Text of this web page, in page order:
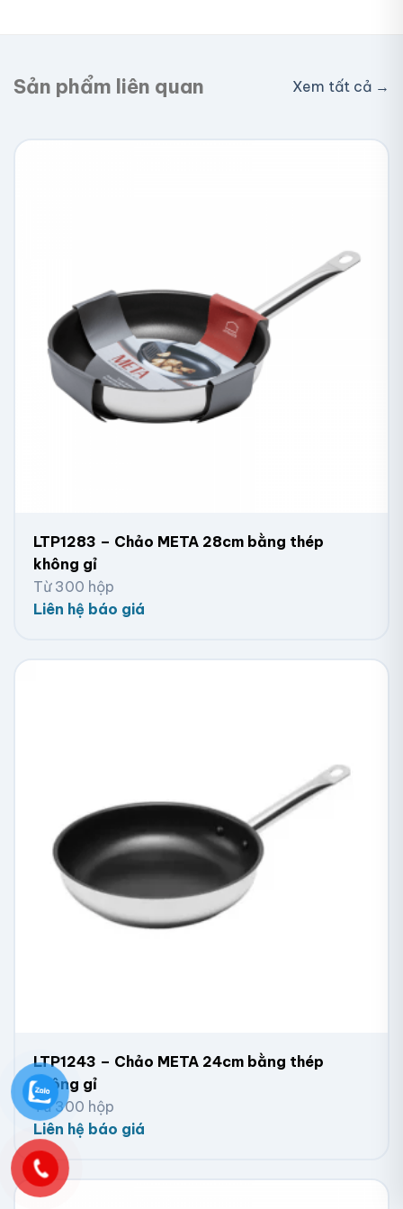
Sản phẩm liên quan Xem tất cả →
LTP1283 – Chảo META 28cm bằng thép
không gỉ
Từ 300 hộp
Liên hệ báo giá
LTP1243 – Chảo META 24cm bằng thép
không gỉ
Từ 300 hộp
Liên hệ báo giá